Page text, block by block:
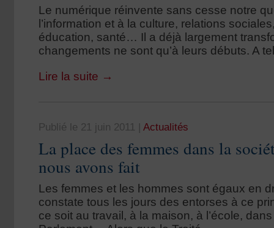
Le numérique réinvente sans cesse notre
l’information et à la culture, relations
éducation, santé… Il a déjà largement
changements ne sont qu’à leurs débuts. A
Lire la suite →
Publié le 21 juin 2011 Actualités
La place des femmes dans la
nous avons fait
Les femmes et les hommes sont égaux en
constate tous les jours des entorses à ce
ce soit au travail, à la maison, à l’école,